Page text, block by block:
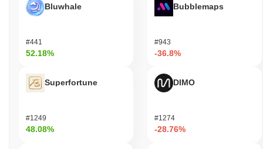
Bluwhale
#441
52.18%
Superfortune
#1249
48.08%
Bubblemaps
#943
-36.8%
DIMO
#1274
-28.76%